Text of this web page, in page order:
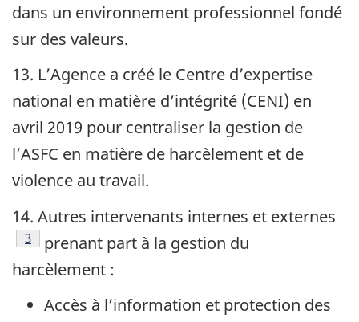
dans un environnement professionnel fondé
sur des valeurs.
13. L’Agence a créé le Centre d’expertise
national en matière d’intégrité (CENI) en
avril 2019 pour centraliser la gestion de
l’ASFC en matière de harcèlement et de
violence au travail.
14. Autres intervenants internes et externes
Note de bas de page
3
prenant part à la gestion du
harcèlement :
Accès à l’information et protection des